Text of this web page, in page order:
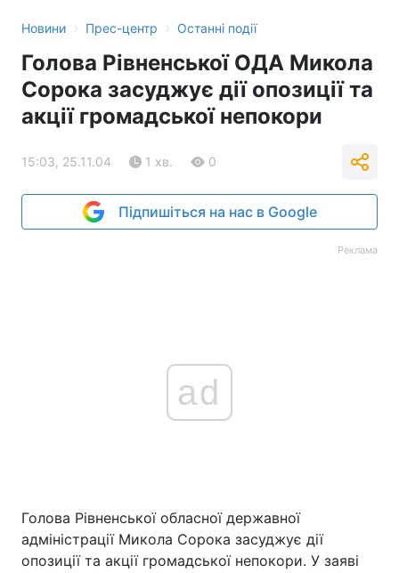
Новини › Прес-центр › Останні події
Голова Рівненської ОДА Микола
Сорока засуджує дії опозиції та
акції громадської непокори
15:03, 25.11.04 1 хв. 0
Підпишіться на нас в Google
Реклама
ad
Голова Рівненської обласної державної
адміністрації Микола Сорока засуджує дії
опозиції та акції громадської непокори. У заяві